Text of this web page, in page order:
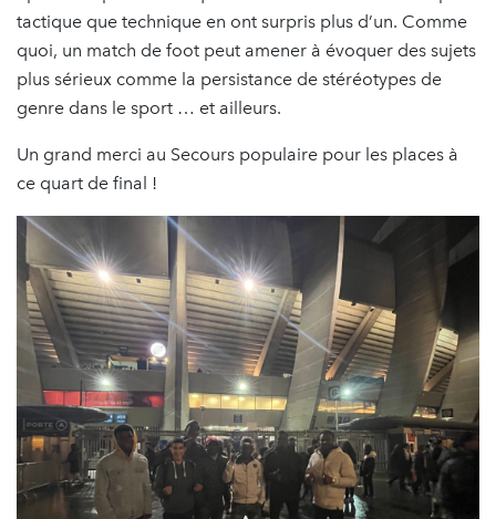
tactique que technique en ont surpris plus d’un. Comme
quoi, un match de foot peut amener à évoquer des sujets
plus sérieux comme la persistance de stéréotypes de
genre dans le sport … et ailleurs.
Un grand merci au Secours populaire pour les places à
ce quart de final !